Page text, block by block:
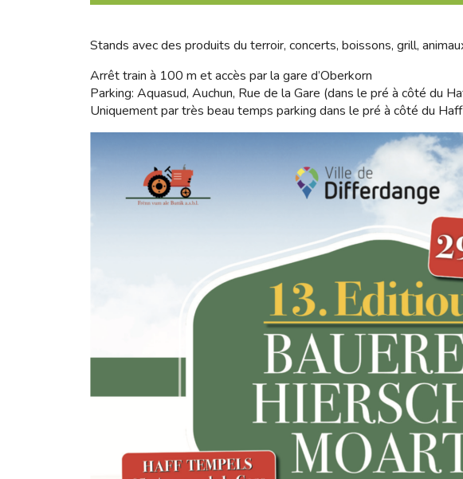
Stands avec des produits du terroir, concerts, boissons, grill,
Arrêt train à 100 m et accès par la gare d’Oberkorn
Parking: Aquasud, Auchun, Rue de la Gare (dans le pré à côté du
Uniquement par très beau temps parking dans le pré à côté du